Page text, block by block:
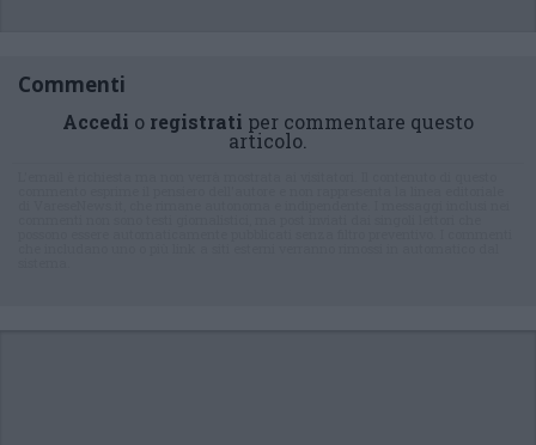
Commenti
Accedi o registrati per commentare questo
articolo.